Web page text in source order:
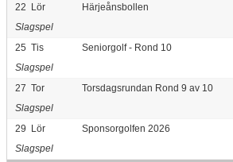
22 Lör
Härjeånsbollen
Slagspel
25 Tis
Seniorgolf - Rond 10
Slagspel
27 Tor
Torsdagsrundan Rond 9 av 10
Slagspel
29 Lör
Sponsorgolfen 2026
Slagspel